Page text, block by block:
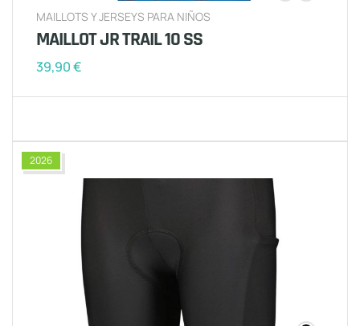
MAILLOTS Y JERSEYS PARA NIÑOS
MAILLOT JR TRAIL 10 SS
39,90€
2026